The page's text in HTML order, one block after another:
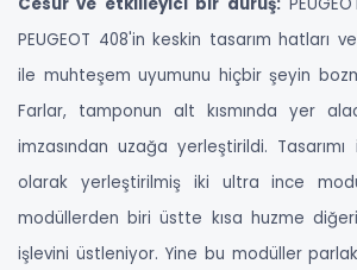
PEUGEOT 408'in keskin tasarım hatları
ile muhteşem uyumunu hiçbir şeyin
Farlar, tamponun alt kısmında yer
imzasından uzağa yerleştirildi.
olarak yerleştirilmiş iki ultra ince
modüllerden biri üstte kısa huzme
işlevini üstleniyor. Yine bu modüller